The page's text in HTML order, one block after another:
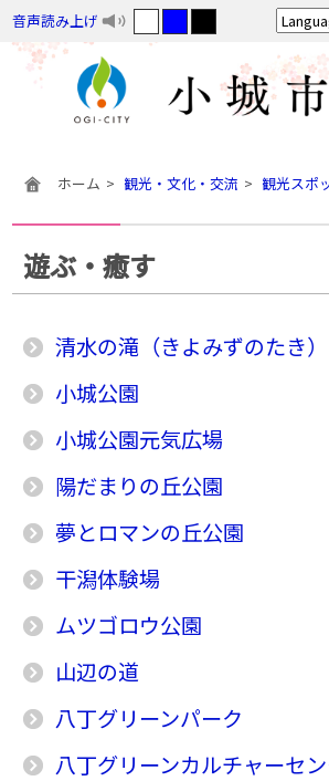
音声読み上げ
ホーム 観光・文化・交流 観光スポ
遊ぶ・癒す
清水の滝（きよみずのたき）
小城公園
小城公園元気広場
陽だまりの丘公園
夢とロマンの丘公園
干潟体験場
ムツゴロウ公園
山辺の道
八丁グリーンパーク
八丁グリーンカルチャーセ